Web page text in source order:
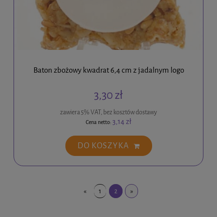
Baton zbożowy kwadrat 6,4 cm z jadalnym logo
3,30 zł
zawiera 5% VAT, bez kosztów dostawy
Cena netto: 3,14 zł
DO KOSZYKA
« 1 2 »